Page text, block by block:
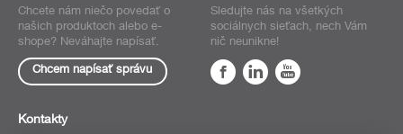
Chcete nám niečo povedať o
našich produktoch alebo e-
shope? Neváhajte napísať.
Chcem napísať správu
Sledujte nás na všetkých
sociálnych sieťach, nech Vám
nič neunikne!
Kontakty